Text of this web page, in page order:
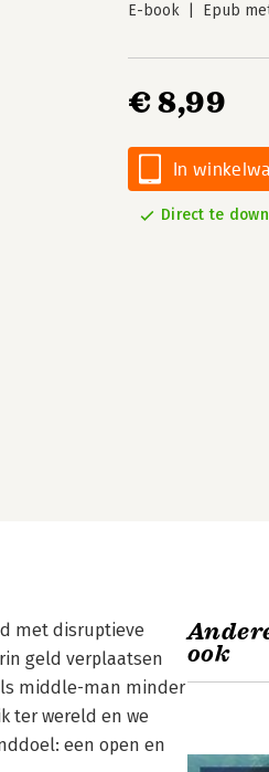
E-book Epub
€ 8,99
In
Direct te
met disruptieve
geld verplaatsen
middle-man minder
ter wereld en we
een open en
ook